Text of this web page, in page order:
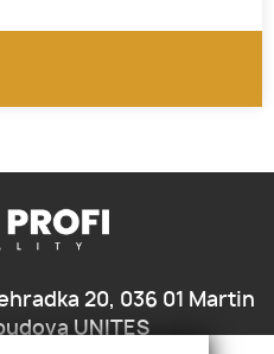
20, 036 01 Martin
UNITES